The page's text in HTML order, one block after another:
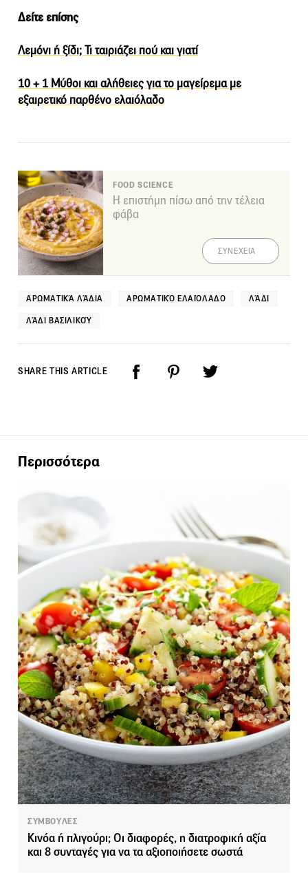
Δείτε επίσης
Λεμόνι ή ξίδι; Τι ταιριάζει πού και γιατί
10 + 1 Μύθοι και αλήθειες για το μαγείρεμα με
εξαιρετικό παρθένο ελαιόλαδο
FOOD SCIENCE
Η επιστήμη πίσω από την τέλεια
φάβα
ΣΥΝΕΧΕΙΑ
ΑΡΩΜΑΤΙΚΆ ΛΆΔΙΑ ΑΡΩΜΑΤΙΚΌ ΕΛΑΙΌΛΑΔΟ ΛΆΔΙ
ΛΆΔΙ ΒΑΣΙΛΙΚΟΎ
SHARE THIS ARTICLE
Περισσότερα
ΣΥΜΒΟΥΛΕΣ
Κινόα ή πλιγούρι; Οι διαφορές, η διατροφική αξία
και 8 συνταγές για να τα αξιοποιήσετε σωστά